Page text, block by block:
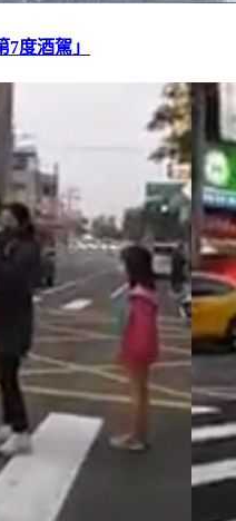
度酒駕」